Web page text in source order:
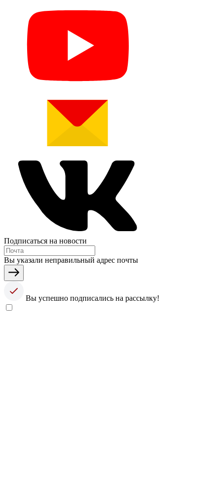
Подписаться на новости
Вы указали неправильный адрес почты
Вы успешно подписались на рассылку!